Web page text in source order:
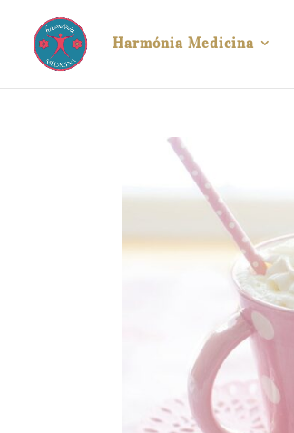
Harmónia Medicina